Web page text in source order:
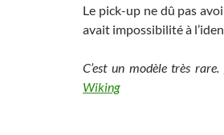
Le pick-up ne dû pas
avait impossibilité à
C’est un modèle très rare.
Wiking